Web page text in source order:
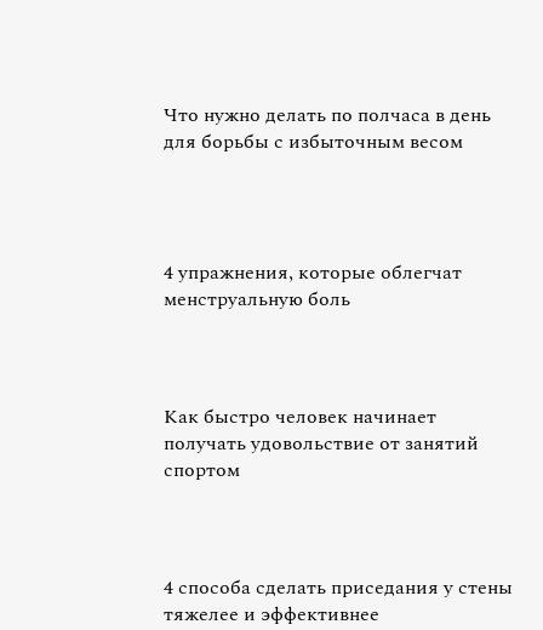
Что нужно делать по полчаса в день
для борьбы с избыточным весом
4 упражнения, которые облегчат
менструальную боль
Как быстро человек начинает
получать удовольствие от занятий
спортом
4 способа сделать приседания у стены
тяжелее и эффективнее